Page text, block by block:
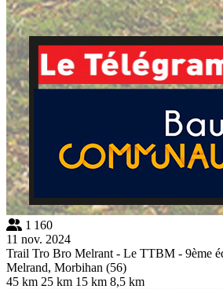
1 160
11 nov. 2024
Trail Tro Bro Melrant - Le TTBM - 9ème
Melrand, Morbihan (56)
45 km 25 km 15 km 8,5 km